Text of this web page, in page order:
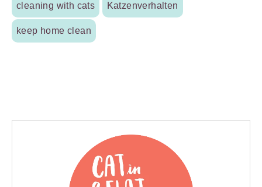
cleaning with cats Katzenverhalten
keep home clean